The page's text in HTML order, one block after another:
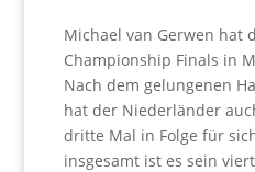
Michael van Gerwen hat
Championship Finals in
Nach dem gelungenen
hat der Niederländer
dritte Mal in Folge für
insgesamt ist es sein